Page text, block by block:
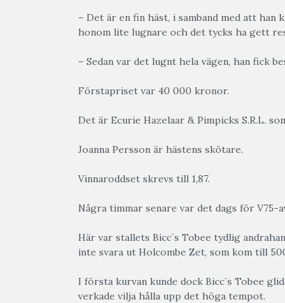
– Det är en fin häst, i samband med att
honom lite lugnare och det tycks ha gett
– Sedan var det lugnt hela vägen, han fick
Förstapriset var 40 000 kronor.
Det är Ecurie Hazelaar & Pimpicks S.R.L.
Joanna Persson är hästens skötare.
Vinnaroddset skrevs till 1,87.
Några timmar senare var det dags för
Här var stallets Bicc´s Tobee tydlig
inte svara ut Holcombe Zet, som kom till
I första kurvan kunde dock Bicc´s Tobee
verkade vilja hålla upp det höga tempot.